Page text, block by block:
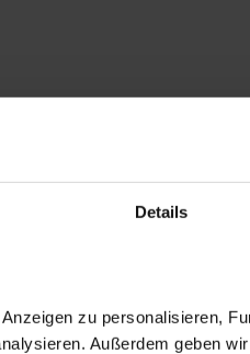
Details
zu personalisieren,
Außerdem geben